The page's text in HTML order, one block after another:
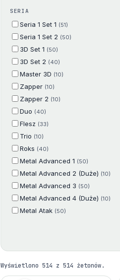
SERIA
Seria 1 Set 1 (51)
Seria 1 Set 2 (50)
3D Set 1 (50)
3D Set 2 (40)
Master 3D (10)
Zapper (10)
Zapper 2 (10)
Duo (40)
Flesz (33)
Trio (10)
Roks (40)
Metal Advanced 1 (50)
Metal Advanced 2 (Duże) (10)
Metal Advanced 3 (50)
Metal Advanced 4 (Duże) (10)
Metal Atak (50)
Wyświetlono 514 z 514 żetonów.